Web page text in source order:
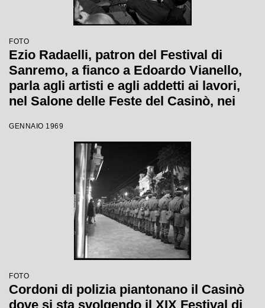
FOTO
Ezio Radaelli, patron del Festival di
Sanremo, a fianco a Edoardo Vianello,
parla agli artisti e agli addetti ai lavori,
nel Salone delle Feste del Casinò, nei
GENNAIO 1969
FOTO
Cordoni di polizia piantonano il Casinò
dove si sta svolgendo il XIX Festival di